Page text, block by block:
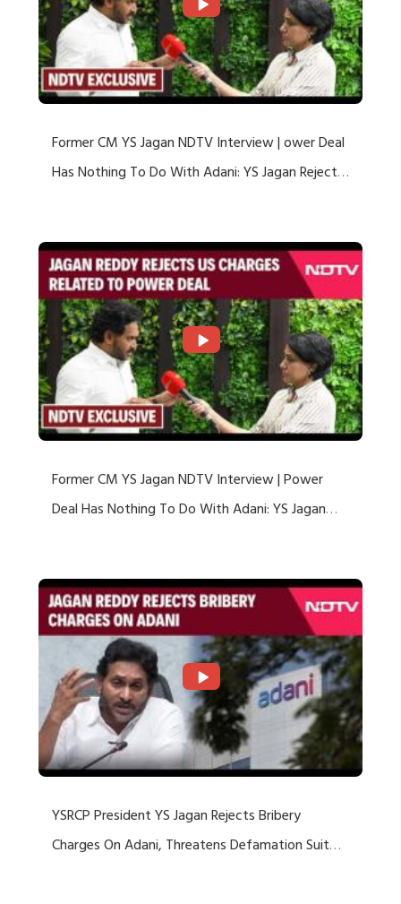
Former CM YS Jagan NDTV Interview | ower Deal
Has Nothing To Do With Adani: YS Jagan Rejects
Former CM YS Jagan NDTV Interview | Power
Deal Has Nothing To Do With Adani: YS Jagan
YSRCP President YS Jagan Rejects Bribery
Charges On Adani, Threatens Defamation Suit